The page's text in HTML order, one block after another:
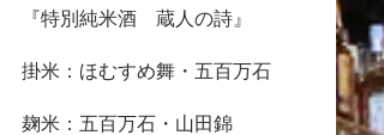
『特別純米酒　蔵人の詩』
掛米：ほむすめ舞・五百万石
麹米：五百万石・山田錦